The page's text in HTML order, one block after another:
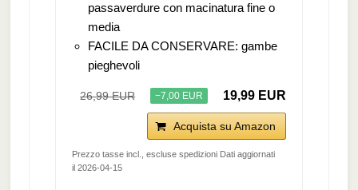
passaverdure con macinatura fine o
media
FACILE DA CONSERVARE: gambe
pieghevoli
26,99 EUR −7,00 EUR 19,99 EUR
Acquista su Amazon
Prezzo tasse incl., escluse spedizioni Dati aggiornati
il 2026-04-15